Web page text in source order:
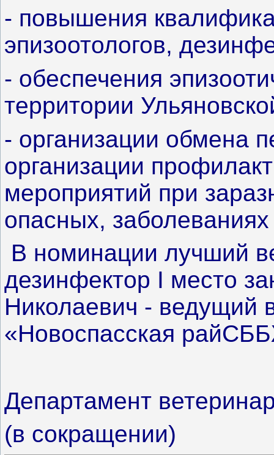
- повышения
эпизоотологов,
- обеспечения
территории
- организации обмена
организации
мероприятий при
опасных,
В номинации лучший
дезинфектор I место
Николаевич - ведущий
«Новоспасская
Департамент
(в сокращении)